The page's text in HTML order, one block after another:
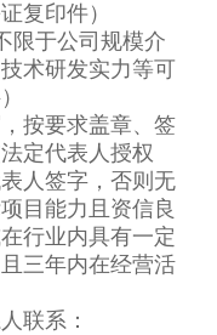
复印件）
限于公司规模介
术研发实力等可
按要求盖章、签
定代表人授权
人签字，否则无
目能力且资信良
行业内具有一定
三年内在经营活
联系：